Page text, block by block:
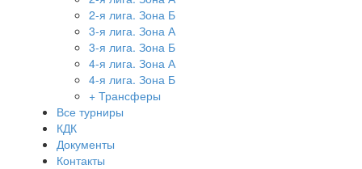
2-я лига. Зона Б
3-я лига. Зона А
3-я лига. Зона Б
4-я лига. Зона А
4-я лига. Зона Б
+ Трансферы
Все турниры
КДК
Документы
Контакты